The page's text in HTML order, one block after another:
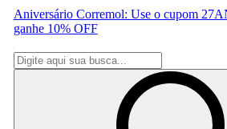
Aniversário Corremol: Use o cupom
ganhe 10% OFF